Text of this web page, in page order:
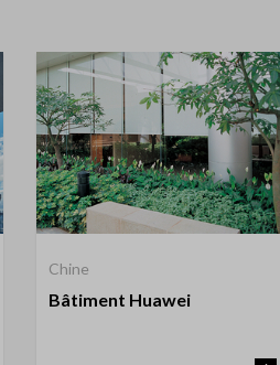
Chine
Bâtiment Huawei